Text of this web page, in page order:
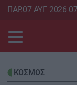
Skip
main
content
ΠΑΡ.07 ΑΥΓ 2026
ΚΟΣΜΟΣ